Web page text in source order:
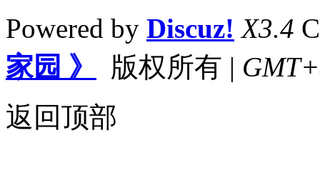
Powered by Discuz! X3.4
家园 》
版权所有 |
返回顶部